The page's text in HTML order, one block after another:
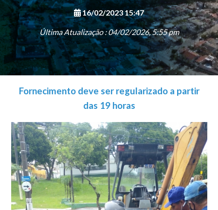
16/02/2023 15:47
Última Atualização : 04/02/2026, 5:55 pm
Fornecimento deve ser regularizado a partir
das 19 horas